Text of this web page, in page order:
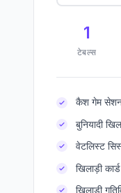
1
टेबल्स
कैश गेम
बुनियादी
वेटलिस्ट
खिलाड़ी कार्ड
खिलाड़ी